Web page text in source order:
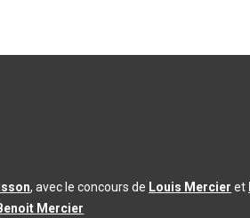
, avec le concours de Louis Mercier et
Mercier